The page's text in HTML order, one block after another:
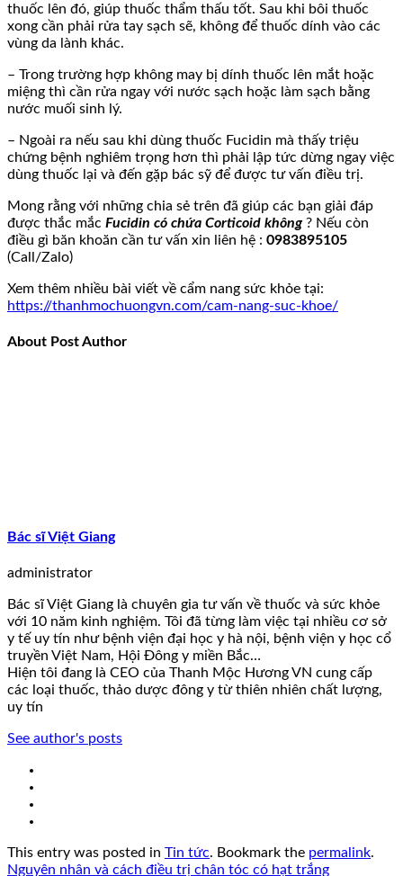
thuốc lên đó, giúp thuốc thẩm thấu tốt. Sau khi bôi thuốc
xong cần phải rửa tay sạch sẽ, không để thuốc dính vào các
vùng da lành khác.
– Trong trường hợp không may bị dính thuốc lên mắt hoặc
miệng thì cần rửa ngay với nước sạch hoặc làm sạch bằng
nước muối sinh lý.
– Ngoài ra nếu sau khi dùng thuốc Fucidin mà thấy triệu
chứng bệnh nghiêm trọng hơn thì phải lập tức dừng ngay việc
dùng thuốc lại và đến gặp bác sỹ để được tư vấn điều trị.
Mong rằng với những chia sẻ trên đã giúp các bạn giải đáp
được thắc mắc Fucidin có chứa Corticoid không? Nếu còn
điều gì băn khoăn cần tư vấn xin liên hệ : 0983895105
(Call/Zalo)
Xem thêm nhiều bài viết về cẩm nang sức khỏe tại:
https://thanhmochuongvn.com/cam-nang-suc-khoe/
About Post Author
Bác sĩ Việt Giang
administrator
Bác sĩ Việt Giang là chuyên gia tư vấn về thuốc và sức khỏe
với 10 năm kinh nghiệm. Tôi đã từng làm việc tại nhiều cơ sở
y tế uy tín như bệnh viện đại học y hà nội, bệnh viện y học cổ
truyền Việt Nam, Hội Đông y miền Bắc…
Hiện tôi đang là CEO của Thanh Mộc Hương VN cung cấp
các loại thuốc, thảo dược đông y từ thiên nhiên chất lượng,
uy tín
See author's posts
This entry was posted in Tin tức. Bookmark the permalink.
Nguyên nhân và cách điều trị chân tóc có hạt trắng